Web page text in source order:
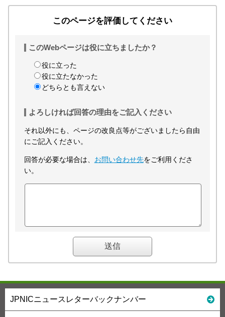
このページを評価してください
このWebページは役に立ちましたか？
役に立った
役に立たなかった
どちらとも言えない
よろしければ回答の理由をご記入ください
それ以外にも、ページの改良点等がございましたら自由
にご記入ください。
回答が必要な場合は、 お問い合わせ先をご利用くださ
い。
JPNICニュースレターバックナンバー